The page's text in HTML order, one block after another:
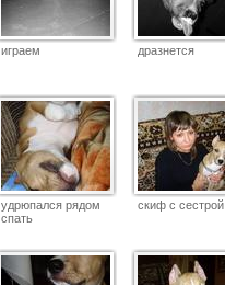
играем дразнется
удрюпался рядом
спать
скиф с сестрой